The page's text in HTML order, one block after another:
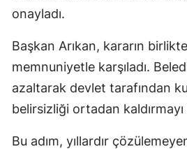
onayladı.
Başkan Arıkan, kararın birlikte
memnuniyetle karşıladı.
azaltarak devlet tarafından
belirsizliği ortadan
Bu adım, yıllardır